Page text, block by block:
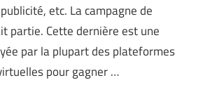
etc. La campagne de
partie. Cette dernière est une
par la plupart des plateformes
pour gagner …